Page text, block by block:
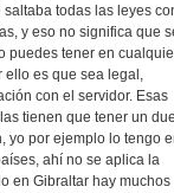
todas las leyes
y eso no significa que
puedes tener en
ello es que sea legal,
con el servidor. Esas
tienen que tener un
yo por ejemplo lo tengo
ahí no se aplica la
en Gibraltar hay muchos